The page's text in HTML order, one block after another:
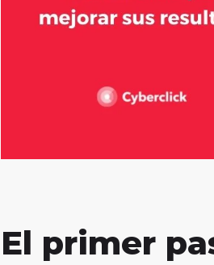
El primer